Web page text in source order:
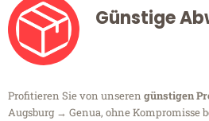
Günstige
Profitieren Sie von unseren günstigen
Augsburg → Genua, ohne Kompromisse